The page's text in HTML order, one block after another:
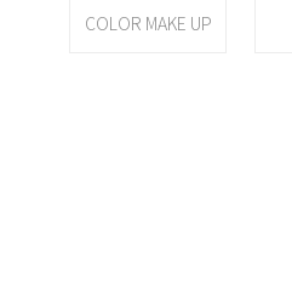
COLOR MAKE UP